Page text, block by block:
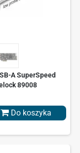
A SuperSpeed
89008
Do koszyka